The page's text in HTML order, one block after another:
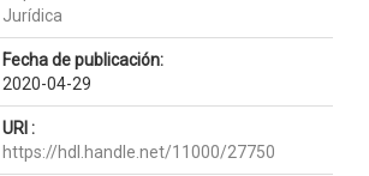
Jurídica
Fecha de publicación:
2020-04-29
URI :
https://hdl.handle.net/11000/27750